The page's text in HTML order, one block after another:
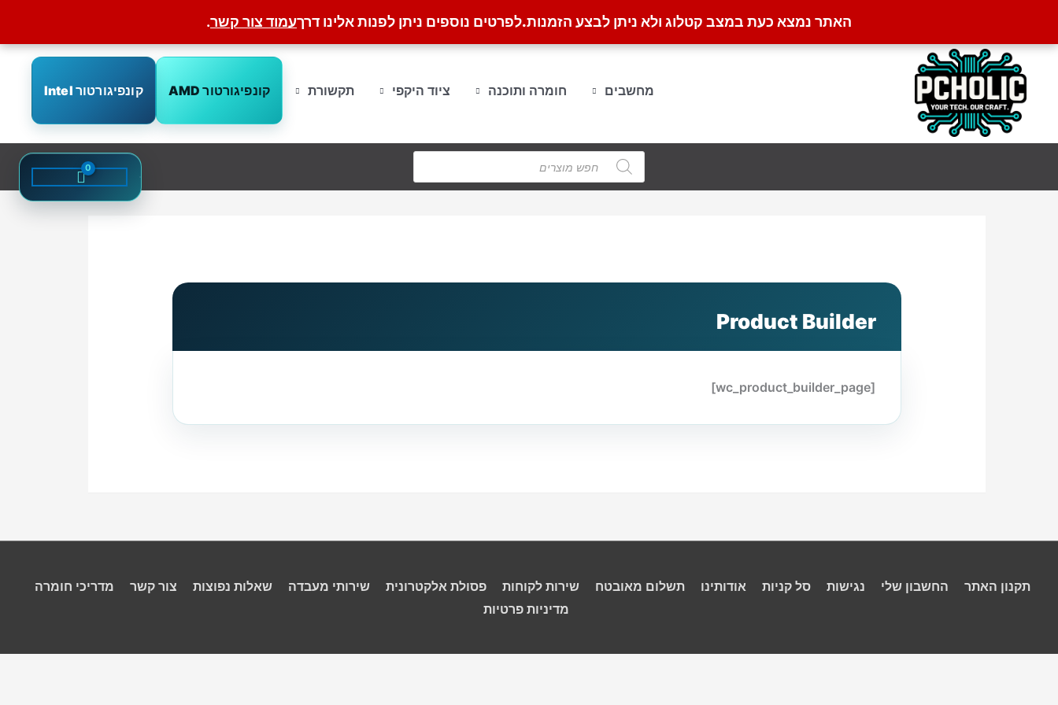
האתר נמצא כעת במצב קטלוג ולא ניתן לבצע הזמנות.לפרטים נוספים ניתן לפנות אלינו דרךעמוד צור קשר.
דילוג
מחשבים
חומרה ותוכנה ציוד היקפי תקשורת קונפיגורטור AMD קונפיגורטור Intel
Products
search
Product Builder
[wc_product_builder_page]
תקנון האתר החשבון שלי נגישות סל קניות אודותינו תשלום מאובטח שירות לקוחות פסולת אלקטרונית שירותי מעבדה שאלות נפוצות צור קשר
מדריכי חומרה
מדיניות פרטיות